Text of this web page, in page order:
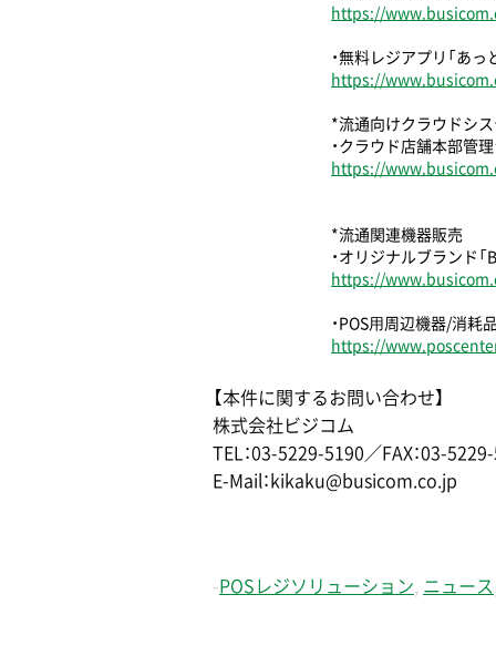
https://
・無料レジアプリ「あっ
https://
*流通向けクラウドシ
・クラウド店舗本部管
https://
*流通関連機器販売
・オリジナルブランド
https://
・POS⽤周辺機器/消耗
https://
【本件に関するお問い合わせ】
株式会社ビジコム
TEL：03-5229-5190／FAX：03-
E-Mail：kikaku@busicom.co.jp
- POSレジソリューション ニュース